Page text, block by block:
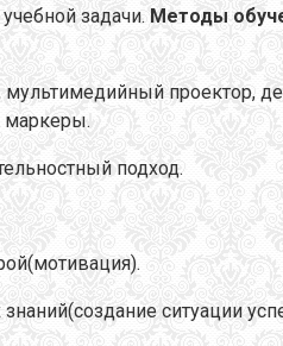
задачи. Методы
проектор,
маркеры.
подход.
ситуации